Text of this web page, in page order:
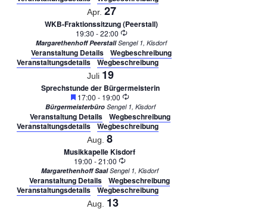
Apr. 27
WKB-Fraktionssitzung (Peerstall)
19:30 -22:00 Wiederholung
Margarethenhoff Peerstall Sengel 1, Kisdorf
Veranstaltung Details
Wegbeschreibung
Veranstaltungsdetails
Wegbeschreibung
Juli 19
Sprechstunde der Bürgermeisterin
Empfohlen
17:00 - 19:00 Wiederholung
Bürgermeisterbüro Sengel 1, Kisdorf
Veranstaltung Details
Wegbeschreibung
Veranstaltungsdetails
Wegbeschreibung
Aug. 8
Musikkapelle Kisdorf
19:00 -21:00 Wiederholung
Margarethenhoff Saal Sengel 1, Kisdorf
Veranstaltung Details
Wegbeschreibung
Veranstaltungsdetails
Wegbeschreibung
Aug. 13